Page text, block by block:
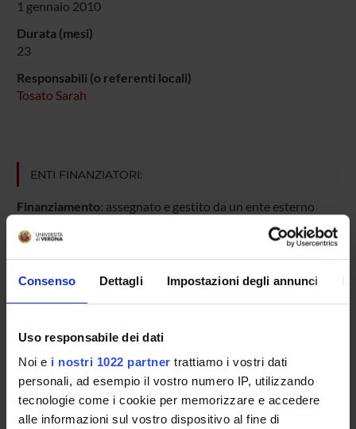
Consenso Dettagli Impostazioni degli annunci
Uso responsabile dei dati
Noi e i nostri 1022 partner trattiamo i vostri dati
personali, ad esempio il vostro numero IP, utilizzando
tecnologie come i cookie per memorizzare e accedere
alle informazioni sul vostro dispositivo al fine di
1 gennaio 2010
Durata (mesi)
23
Responsabili (o referenti locali)
Tosato Sarah
ENTI FINANZIATORI:
Finanziamento: assegnato e gestito da un ente esterno
Professore associato
AREE DI RICERCA COINVOLTE DAL PROGETTO